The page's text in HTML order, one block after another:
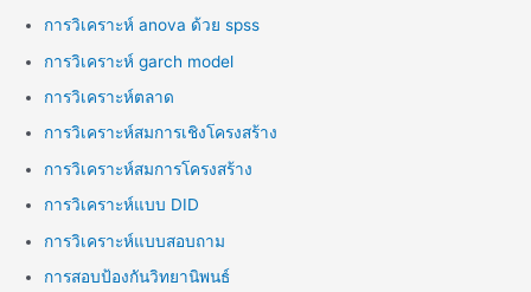
การวิเคราะห์ anova ด้วย spss
การวิเคราะห์ garch model
การวิเคราะห์ตลาด
การวิเคราะห์สมการเชิงโครงสร้าง
การวิเคราะห์สมการโครงสร้าง
การวิเคราะห์แบบ DID
การวิเคราะห์แบบสอบถาม
การสอบป้องกันวิทยานิพนธ์